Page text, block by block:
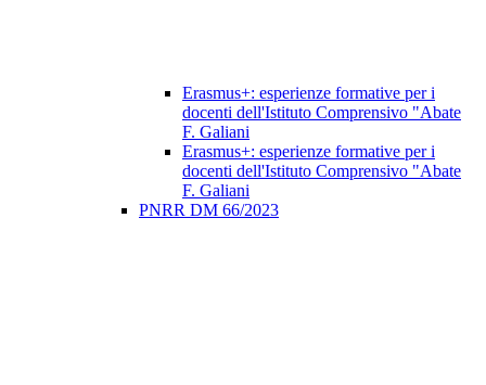
Erasmus+: esperienze formative per i
docenti dell'Istituto Comprensivo "Abate
F. Galiani
Erasmus+: esperienze formative per i
docenti dell'Istituto Comprensivo "Abate
F. Galiani
PNRR DM 66/2023